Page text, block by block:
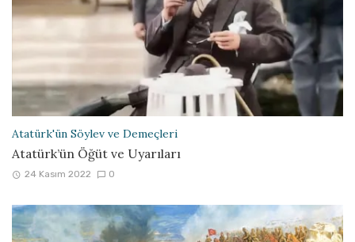
Atatürk'ün Söylev ve Demeçleri
Atatürk’ün Öğüt ve Uyarıları
24 Kasım 2022 0